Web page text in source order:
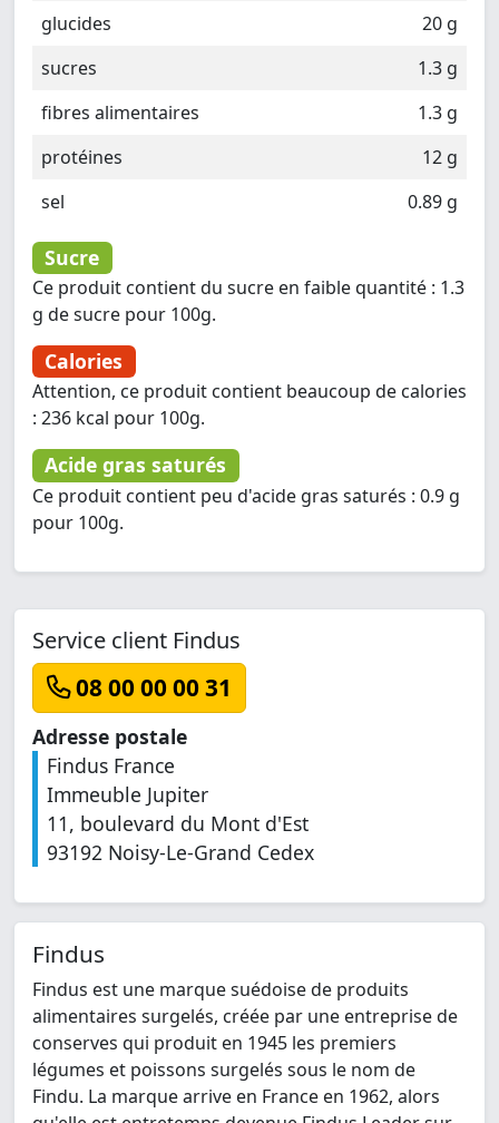
glucides
20 g
sucres
1.3 g
fibres alimentaires
1.3 g
protéines
12 g
sel
0.89 g
Sucre
Ce produit contient du sucre en faible quantité : 1.3
g de sucre pour 100g.
Calories
Attention, ce produit contient beaucoup de calories
: 236 kcal pour 100g.
Acide gras saturés
Ce produit contient peu d'acide gras saturés : 0.9 g
pour 100g.
Service client Findus
08 00 00 00 31
Adresse postale
Findus France
Immeuble Jupiter
11, boulevard du Mont d'Est
93192 Noisy-Le-Grand Cedex
Findus
Findus est une marque suédoise de produits
alimentaires surgelés, créée par une entreprise de
conserves qui produit en 1945 les premiers
légumes et poissons surgelés sous le nom de
Findu. La marque arrive en France en 1962, alors